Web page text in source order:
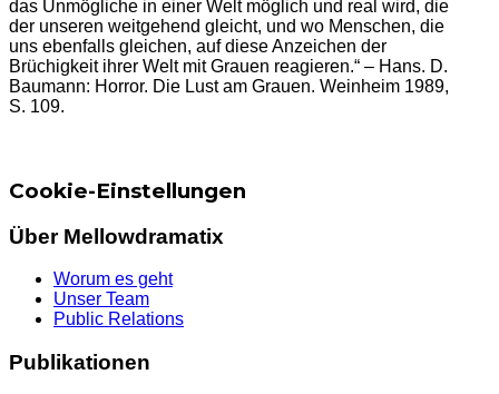
das Unmögliche in einer Welt möglich und real wird, die
der unseren weitgehend gleicht, und wo Menschen, die
uns ebenfalls gleichen, auf diese Anzeichen der
Brüchigkeit ihrer Welt mit Grauen reagieren.“ – Hans. D.
Baumann: Horror. Die Lust am Grauen. Weinheim 1989,
S. 109.
Cookie-Einstellungen
Über Mellowdramatix
Worum es geht
Unser Team
Public Relations
Publikationen